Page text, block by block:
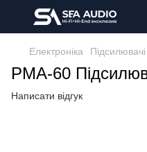
Електроніка
PMA-60
Написати відгук